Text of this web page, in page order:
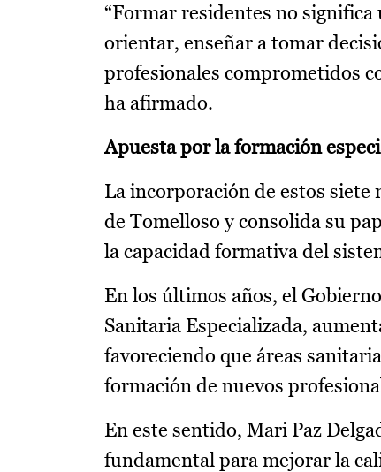
“Formar residentes no
orientar, enseñar a tomar
profesionales comprometidos
ha afirmado.
Apuesta por la formación
La incorporación de estos siete
de Tomelloso y consolida su
la capacidad formativa del
En los últimos años, el
Sanitaria Especializada,
favoreciendo que áreas
formación de nuevos
En este sentido, Mari Paz
fundamental para mejorar la